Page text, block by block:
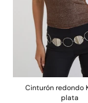
Cinturón redondo
plata